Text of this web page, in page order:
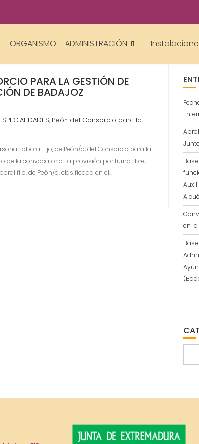
ORGANISMO – ADMINISTRACIÓN
PARA LA GESTIÓN DE
DE BADAJOZ
, Peón del Consorcio para la
laboral fijo, de Peón/a, del Consorcio para la
de la convocatoria. La provisión por turno libre,
fijo, de Peón/a, clasificada en el…
en